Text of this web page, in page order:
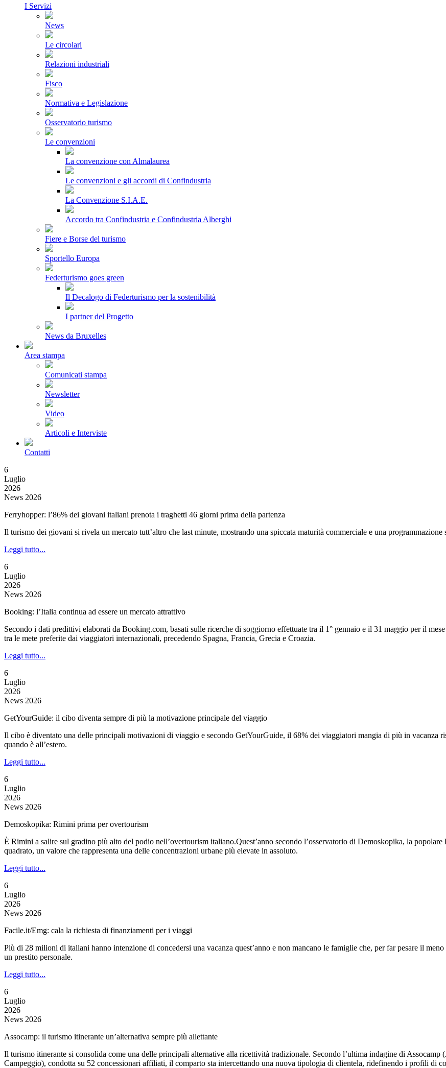
I Servizi
News
Le circolari
Relazioni industriali
Fisco
Normativa e Legislazione
Osservatorio turismo
Le convenzioni
La convenzione con Almalaurea
Le convenzioni e gli accordi di Confindustria
La Convenzione S.I.A.E.
Accordo tra Confindustria e Confindustria Alberghi
Fiere e Borse del turismo
Sportello Europa
Federturismo goes green
Il Decalogo di Federturismo per la sostenibilità
I partner del Progetto
News da Bruxelles
Area stampa
Comunicati stampa
Newsletter
Video
Articoli e Interviste
Contatti
6
Luglio
2026
News 2026
Ferryhopper: l’86% dei giovani italiani prenota i traghetti 46 giorni prima della partenza
Il turismo dei giovani si rivela un mercato tutt’altro che last minute, mostrando una spiccata maturità commerciale e una programmazione
Leggi tutto...
6
Luglio
2026
News 2026
Booking: l’Italia continua ad essere un mercato attrattivo
Secondo i dati predittivi elaborati da Booking.com, basati sulle ricerche di soggiorno effettuate tra il 1° gennaio e il 31 maggio per il
tra le mete preferite dai viaggiatori internazionali, precedendo Spagna, Francia, Grecia e Croazia.
Leggi tutto...
6
Luglio
2026
News 2026
GetYourGuide: il cibo diventa sempre di più la motivazione principale del viaggio
Il cibo è diventato una delle principali motivazioni di viaggio e secondo GetYourGuide, il 68% dei viaggiatori mangia di più in vacanza
quando è all’estero.
Leggi tutto...
6
Luglio
2026
News 2026
Demoskopika: Rimini prima per overtourism
È Rimini a salire sul gradino più alto del podio nell’overtourism italiano.Quest’anno secondo l’osservatorio di Demoskopika, la
quadrato, un valore che rappresenta una delle concentrazioni urbane più elevate in assoluto.
Leggi tutto...
6
Luglio
2026
News 2026
Facile.it/Emg: cala la richiesta di finanziamenti per i viaggi
Più di 28 milioni di italiani hanno intenzione di concedersi una vacanza quest’anno e non mancano le famiglie che, per far pesare il
un prestito personale.
Leggi tutto...
6
Luglio
2026
News 2026
Assocamp: il turismo itinerante un’alternativa sempre più allettante
Il turismo itinerante si consolida come una delle principali alternative alla ricettività tradizionale. Secondo l’ultima indagine di
Campeggio), condotta su 52 concessionari affiliati, il comparto sta intercettando una nuova tipologia di clientela, ridefinendo i profili di